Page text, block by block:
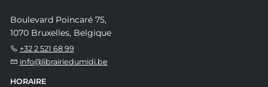
Boulevard Poincaré 75,
1070 Bruxelles, Belgique
+32 2 521 68 99
info@librairiedumidi.be
HORAIRE